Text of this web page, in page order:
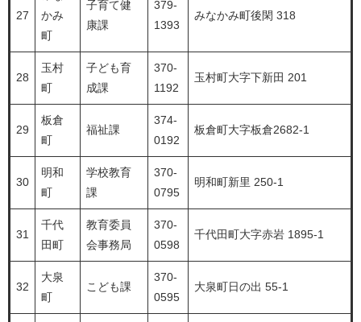
27
かみ
町
子育て健
康課
379-
1393
みなかみ町後閑 318
28
玉村
町
子ども育
成課
370-
1192
玉村町大字下新田 201
29
板倉
町
福祉課
374-
0192
板倉町大字板倉2682-1
30
明和
町
学校教育
課
370-
0795
明和町新里 250-1
31
千代
田町
教育委員
会事務局
370-
0598
千代田町大字赤岩 1895-1
32
大泉
町
こども課
370-
0595
大泉町日の出 55-1